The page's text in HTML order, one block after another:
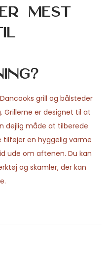
mest
grill og bålsteder
er designet til at
dejlig måde at tilberede
tilføjer en hyggelig varme
ude om aftenen. Du kan
og skamler, der kan